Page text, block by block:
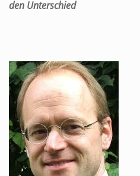
den Unterschied